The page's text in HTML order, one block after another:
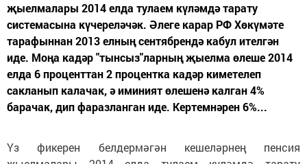
җыелмалары 2014 елда тулаем күләмдә тарату
системасына күчереләчәк. Әлеге карар РФ Хөкүмәте
тарафыннан 2013 елның сентябрендә кабул ителгән
иде. Моңа кадәр "тынсыз"ларның җыелма өлеше 2014
елда 6 проценттан 2 процентка кадәр киметелеп
сакланып калачак, ә иминият өлешенә калган 4%
барачак, дип фаразланган иде. Кертемнәрен 6%...
Үз фикерен белдермәгән кешеләрнең пенсия